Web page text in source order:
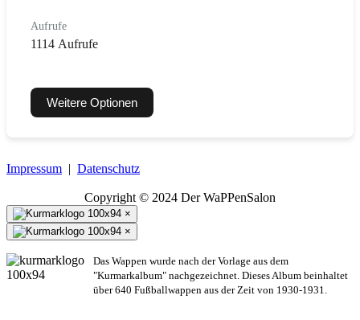
Aufrufe
1114 Aufrufe
Weitere Optionen
Impressum | Datenschutz
Copyright © 2024 Der WaPPenSalon
×
×
Das Wappen wurde nach der Vorlage aus dem
"Kurmarkalbum" nachgezeichnet. Dieses Album beinhaltet
über 640 Fußballwappen aus der Zeit von 1930-1931.